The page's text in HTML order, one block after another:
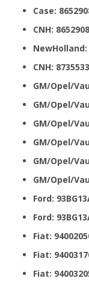
Case:
CNH:
NewHolland:
CNH:
GM/Opel/
GM/Opel/
GM/Opel/
GM/Opel/
GM/Opel/
GM/Opel/
Ford:
Ford:
Fiat:
Fiat:
Fiat: